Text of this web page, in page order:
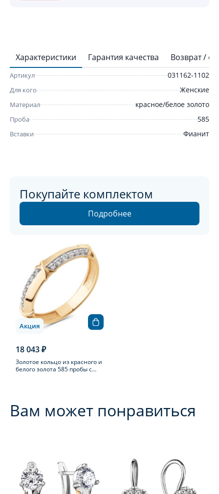
Характеристики Гарантия качества Возврат /
Артикул 031162-1102
Для кого Женские
Материал красное/белое золото
Проба 585
Вставки Фианит
Покупайте комплектом
Подробнее
18 043 ₽
Золотое кольцо из красного и
белого золота 585 пробы с
Акция
Вам может понравиться